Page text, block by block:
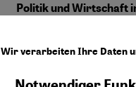
Politik und Wirtschaft
Ein
Wir verarbeiten Ihre Daten